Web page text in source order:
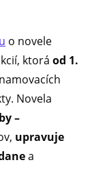
o novele
ktorá od 1.
Novela
–
upravuje
a